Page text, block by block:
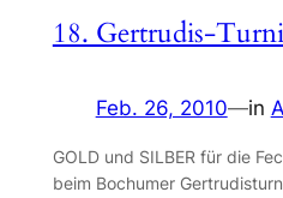
18. Gertrudis-
Feb. 26, 2010—in
GOLD und SILBER für die
beim Bochumer